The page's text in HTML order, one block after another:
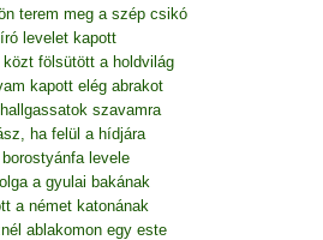
terem meg a szép csikó
levelet kapott
közt fölsütött a holdvilág
kapott elég abrakot
szavamra
ha felül a hídjára
levele
a gyulai bakának
a német katonának
ablakomon egy este